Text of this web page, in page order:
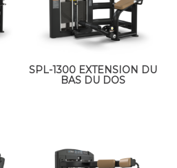
SPL-1300 EXTENSION DU
BAS DU DOS